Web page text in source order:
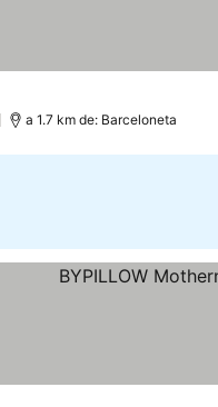
a 1.7 km de: Barceloneta